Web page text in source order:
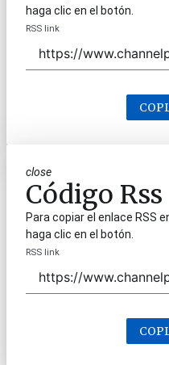
haga clic en el botón.
RSS link
close
Código Rss
Para copiar el enlace RSS
haga clic en el botón.
RSS link